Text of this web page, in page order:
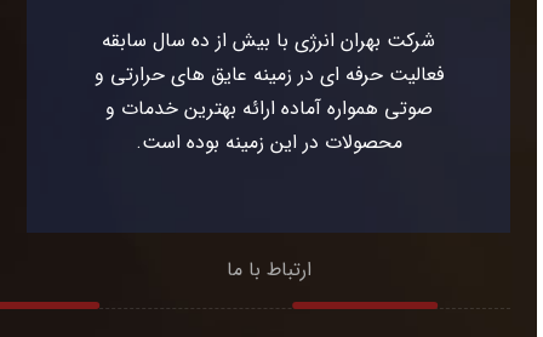
شرکت بهران انرژی با بیش از ده سال سابقه
فعالیت حرفه ای در زمینه عایق های حرارتی و
صوتی همواره آماده ارائه بهترین خدمات و
محصولات در این زمینه بوده است.
ارتباط با ما